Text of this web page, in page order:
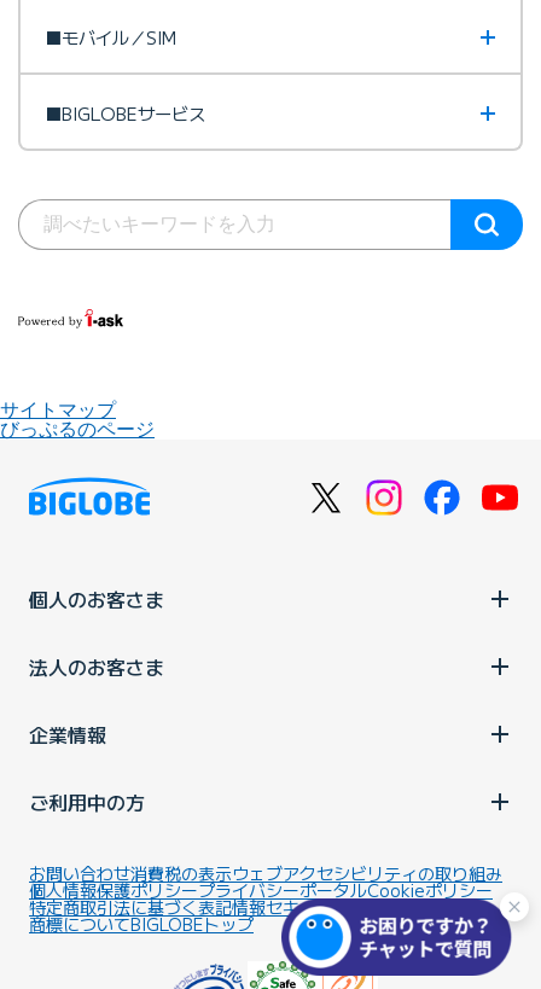
■モバイル／SIM
■BIGLOBEサービス
サイトマップ
びっぷるのページ
個人のお客さま
法人のお客さま
企業情報
ご利用中の方
お問い合わせ消費税の表示ウェブアクセシビリティの取り組み
個人情報保護ポリシープライバシーポータルCookieポリシー
特定商取引法に基づく表記情報セキュリティ基本方針
商標についてBIGLOBEトップ